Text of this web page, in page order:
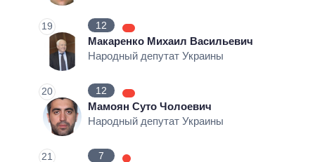
19 12
Макаренко Михаил Васильевич
Народный депутат Украины
20 12
Мамоян Суто Чолоевич
Народный депутат Украины
21 7